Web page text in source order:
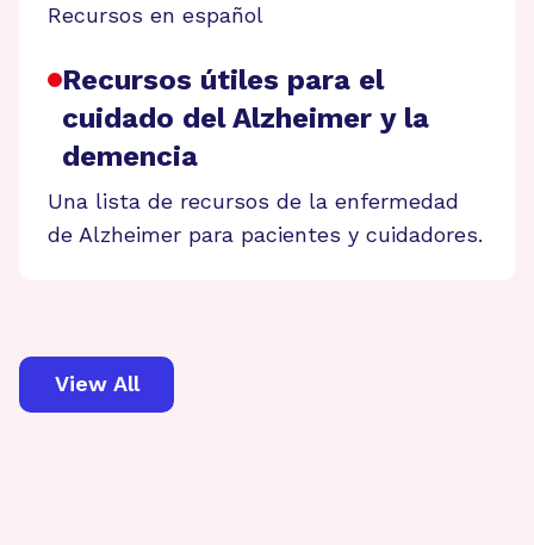
Recursos en español
Recursos útiles para el
cuidado del Alzheimer y la
demencia
Una lista de recursos de la enfermedad
de Alzheimer para pacientes y cuidadores.
View All